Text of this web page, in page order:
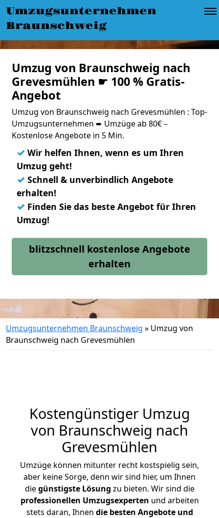
Umzugsunternehmen
Braunschweig
Umzug von Braunschweig nach
Grevesmühlen ☛ 100 % Gratis-
Angebot
Umzug von Braunschweig nach Grevesmühlen : Top-
Umzugsunternehmen ➨ Umzüge ab 80€ –
Kostenlose Angebote in 5 Min.
✓ Wir helfen Ihnen, wenn es um Ihren
Umzug geht!
✓ Schnell & unverbindlich Angebote
erhalten!
✓ Finden Sie das beste Angebot für Ihren
Umzug!
blitzschnell kostenlose Angebote
erhalten
Umzugsunternehmen Braunschweig » Umzug von
Braunschweig nach Grevesmühlen
Kostengünstiger Umzug
von Braunschweig nach
Grevesmühlen
Umzüge können mitunter recht kostspielig sein,
aber keine Sorge, denn wir sind hier, um Ihnen
diegünstigste Lösung zu bieten. Wir sind die
professionellen Umzugsexperten und arbeiten
stets daran, Ihnen die besten Angebote und